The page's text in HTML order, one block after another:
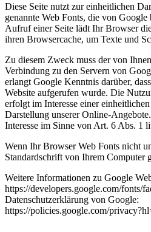
Diese Seite nutzt zur einheitlichen
genannte Web Fonts, die von
Aufruf einer Seite lädt Ihr Browser
ihren Browsercache, um Texte und
Zu diesem Zweck muss der von
Verbindung zu den Servern von
erlangt Google Kenntnis darüber,
Website aufgerufen wurde. Die
erfolgt im Interesse einer
Darstellung unserer Online-
Interesse im Sinne von Art. 6 Abs. 1
Wenn Ihr Browser Web Fonts nicht
Standardschrift von Ihrem Computer
Weitere Informationen zu Google
https://developers.google.com/fonts/
Datenschutzerklärung von Google:
https://policies.google.com/